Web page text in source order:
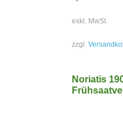
exkl. MwSt.
zzgl.
Noriatis